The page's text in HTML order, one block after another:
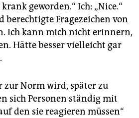
geworden.“ Ich: „Nice.“
berechtigte Fragezeichen von
Ich kann mich nicht erinnern,
Hätte besser vielleicht gar
zur Norm wird, später zu
sich Personen ständig mit
den sie reagieren müssen“